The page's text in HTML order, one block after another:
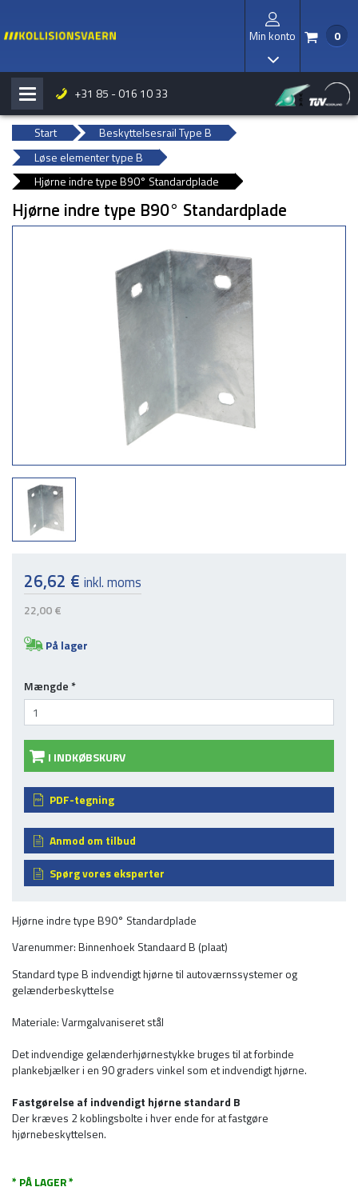
Min konto
I
/ 0
H b +31 85 - 016 10 33
Start
Beskyttelsesrail Type B
Løse elementer type B
Hjørne indre type B90° Standardplade
Hjørne indre type B90° Standardplade
Hjørne indre type B90° Standardplade
Varenummer: Binnenhoek Standaard B (plaat)
Standard type B indvendigt hjørne til autoværnssystemer og
gelænderbeskyttelse
Materiale: Varmgalvaniseret stål
Det indvendige gelænderhjørnestykke bruges til at forbinde
plankebjælker i en 90 graders vinkel som et indvendigt hjørne.
Fastgørelse af indvendigt hjørne standard B
Der kræves 2 koblingsbolte i hver ende for at fastgøre
hjørnebeskyttelsen.
* PÅ LAGER *
26,62 € inkl. moms
22,00 €
På lager
Mængde*
I INDKØBSKURV
PDF-tegning
Anmod om tilbud
Spørg vores eksperter